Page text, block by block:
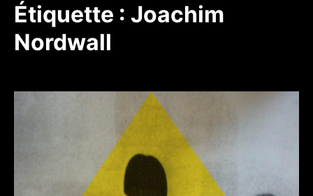
Étiquette : Joachim
Nordwall